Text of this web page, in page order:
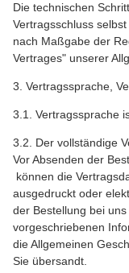
Die technischen
Vertragsschluss
nach Maßgabe der
Vertrages" unserer
3. Vertragssprache,
3.1. Vertragssprache
3.2. Der vollständige
Vor Absenden der
können die
ausgedruckt oder
der Bestellung bei
vorgeschriebenen
die Allgemeinen
Sie übersandt.